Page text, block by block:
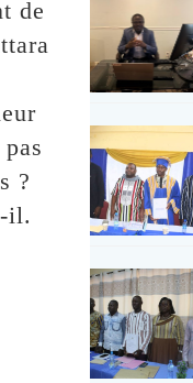
de
?
il.